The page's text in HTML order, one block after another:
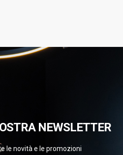
NEWSLETTER
le novità e le promozioni